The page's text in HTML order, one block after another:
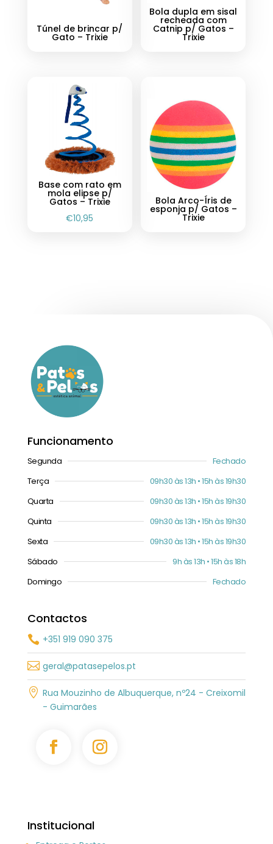
Túnel de brincar p/
Gato – Trixie
Bola dupla em sisal
recheada com
Catnip p/ Gatos –
Trixie
Base com rato em
mola elipse p/
Gatos – Trixie
€10,95
Bola Arco-Íris de
esponja p/ Gatos –
Trixie
Funcionamento
Segunda
Fechado
Terça
09h30 às 13h • 15h às 19h30
Quarta
09h30 às 13h • 15h às 19h30
Quinta
09h30 às 13h • 15h às 19h30
Sexta
09h30 às 13h • 15h às 19h30
Sábado
9h às 13h • 15h às 18h
Domingo
Fechado
Contactos
 +351 919 090 375
 geral@patasepelos.pt
 Rua Mouzinho de Albuquerque, nº24 - Creixomil
- Guimarães
Institucional